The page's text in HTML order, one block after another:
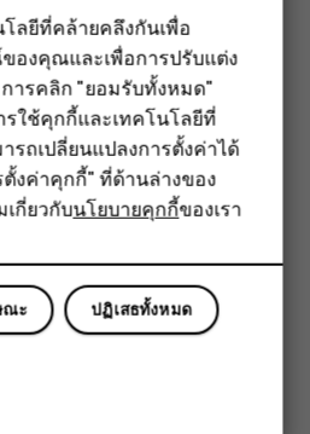
ข้าไป
านกลับไปยังรายการแอปได้
และการแจ้งเตือน
รศัพท์กับคอมพิวเตอร์
วิดีโอ และเนื้อหาอื่นๆ ที่คุณสร้างขึ้น
อร์เพื่อแสดงหรือจัดเก็บเนื้อหาเหล่า
ลยีที่คล้ายคลึงกันเพื่อ
องคุณและเพื่อการปรับแต่ง
ารคลิก "ยอมรับทั้งหมด"
ใช้คุกกี้และเทคโนโลยีที่
ถเปลี่ยนแปลงการตั้งค่าได้
ตั้งค่าคุกกี้" ที่ด้านล่างของ
เกี่ยวกับนโยบายคุกกี้ของเรา
ปฏิเสธทั้งหมด
ณะ